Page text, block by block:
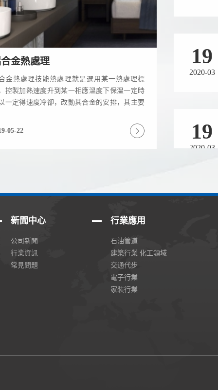
金熱處理
金熱處理技能熱處理就是選用某一熱處理標
控製加熱速度升到某一相應溫度下保溫一定時
一定得速度冷卻，改動其合金的安排，其主要
05-22
19
2020-03
19
2020-03
19
新聞中心
公司新聞
行業資訊
常見問題
行業應用
石油管道
建築行業 化工領域
交通代步
電子行業
家裝行業